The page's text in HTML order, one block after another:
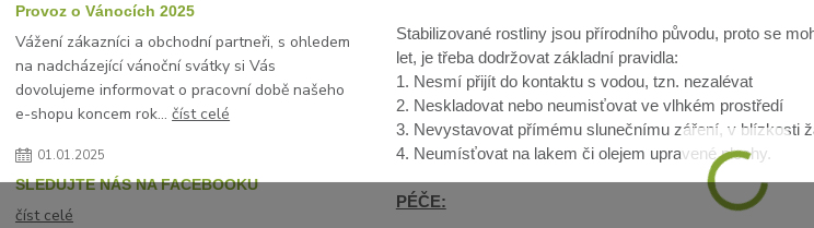
Provoz o Vánocích 2025
Vážení zákazníci a obchodní partneři, s ohledem
na nadcházející vánoční svátky si Vás
dovolujeme informovat o pracovní době našeho
e-shopu koncem rok...číst celé
01.01.2025
SLEDUJTE NÁS NA FACEBOOKU
číst celé
Stabilizované rostliny jsou přírodního původu, proto se
let, je třeba dodržovat základní pravidla:
1. Nesmí přijít do kontaktu s vodou, tzn. nezalévat
2. Neskladovat nebo neumisťovat ve vlhkém prostředí
3. Nevystavovat přímému slunečnímu záření, v blízkosti
4. Neumísťovat na lakem či olejem upravené plochy.
PÉČE: